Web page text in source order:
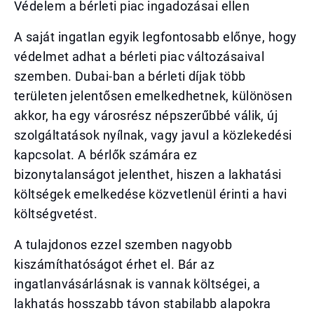
Védelem a bérleti piac ingadozásai ellen
A saját ingatlan egyik legfontosabb előnye, hogy
védelmet adhat a bérleti piac változásaival
szemben. Dubai-ban a bérleti díjak több
területen jelentősen emelkedhetnek, különösen
akkor, ha egy városrész népszerűbbé válik, új
szolgáltatások nyílnak, vagy javul a közlekedési
kapcsolat. A bérlők számára ez
bizonytalanságot jelenthet, hiszen a lakhatási
költségek emelkedése közvetlenül érinti a havi
költségvetést.
A tulajdonos ezzel szemben nagyobb
kiszámíthatóságot érhet el. Bár az
ingatlanvásárlásnak is vannak költségei, a
lakhatás hosszabb távon stabilabb alapokra